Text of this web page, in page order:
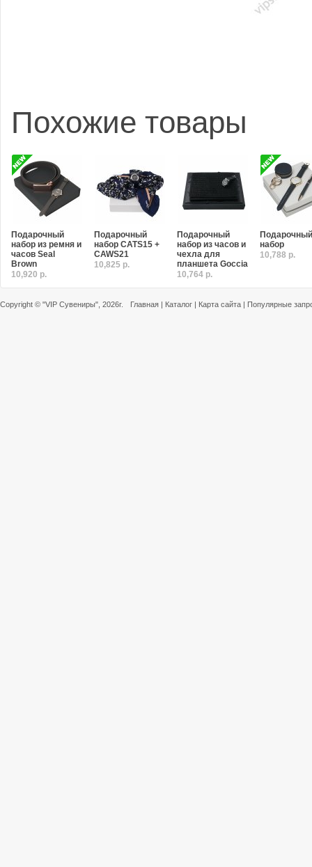
Похожие товары
Подарочный
набор из ремня и
часов Seal
Brown
10,920 р.
Подарочный
набор CATS15 +
CAWS21
10,825 р.
Подарочный
набор из часов и
чехла для
планшета Goccia
10,764 р.
Подарочный
набор
10,788 р.
Copyright © "VIP Сувениры" , 2026г. Главная | Каталог | Карта сайта | Популярные